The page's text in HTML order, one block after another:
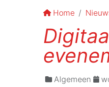
Home
Algemeen